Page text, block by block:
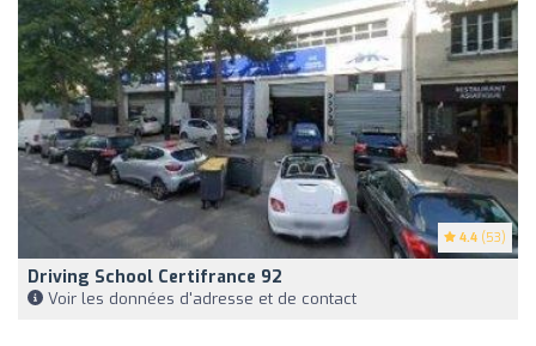
4.4 (53)
Driving School Certifrance 92
Voir les données d'adresse et de contact